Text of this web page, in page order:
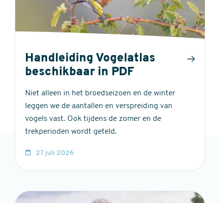
Handleiding Vogelatlas
beschikbaar in PDF
Niet alleen in het broedseizoen en de winter
leggen we de aantallen en verspreiding van
vogels vast. Ook tijdens de zomer en de
trekperioden wordt geteld.
27 juli 2026